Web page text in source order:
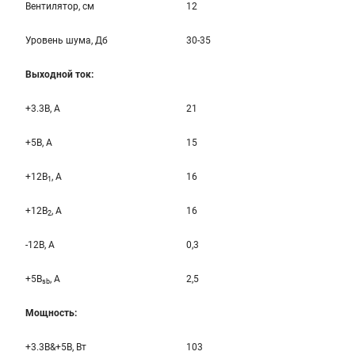
Вентилятор, см 12
Уровень шума, Дб 30-35
Выходной ток:
+3.3B, А 21
+5B, А 15
+12B1 , A 16
+12B2, A 16
-12B, A 0,3
+5Bsb, A 2,5
Мощность:
+3.3B&+5B, Вт 103